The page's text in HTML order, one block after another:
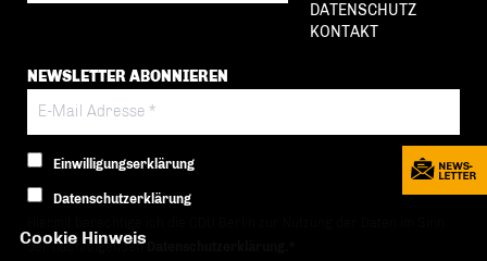
DATENSCHUTZ
KONTAKT
NEWSLETTER ABONNIEREN
Einwilligungserklärung
Datenschutzerklärung
der nachfolgenden
Cookie Hinweis